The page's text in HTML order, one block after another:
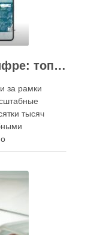
Кулинарная вселенная в цифре: топ-3 самых больших электронных книг рецептов
за рамки
тысяч
новые